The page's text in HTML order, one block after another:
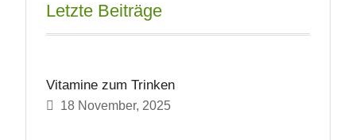
Letzte Beiträge
Vitamine zum Trinken
18 November, 2025